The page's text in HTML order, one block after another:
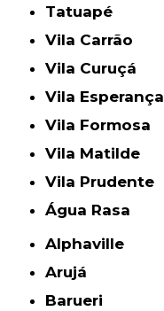
Tatuapé
Vila Carrão
Vila Curuçá
Vila Esperança
Vila Formosa
Vila Matilde
Vila Prudente
Água Rasa
Alphaville
Arujá
Barueri